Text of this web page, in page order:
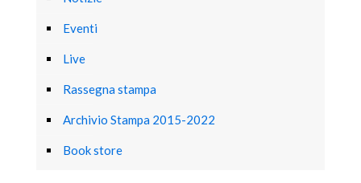
Eventi
Live
Rassegna stampa
Archivio Stampa 2015-2022
Book store